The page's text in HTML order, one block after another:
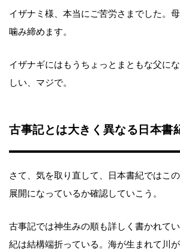
イザナミ様、本当にご苦労さまでした。
噛み締めます。
イザナギにはもうちょっとまともな父に
しい、マジで。
古事記とは大きく異なる日本書
さて、気を取り直して、日本書紀ではこ
展開になっているか確認していこう。
古事記では神生みの順も詳しく書かれて
紀は結構端折っている。海が生まれて川